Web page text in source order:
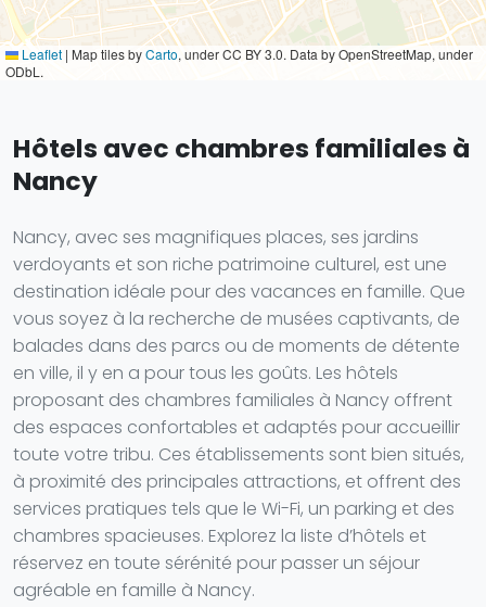
Leaflet | Map tiles byCarto, under CC BY 3.0. Data by OpenStreetMap, under
ODbL.
Hôtels avec chambres familiales à
Nancy
Nancy, avec ses magnifiques places, ses jardins
verdoyants et son riche patrimoine culturel, est une
destination idéale pour des vacances en famille. Que
vous soyez à la recherche de musées captivants, de
balades dans des parcs ou de moments de détente
en ville, il y en a pour tous les goûts. Les hôtels
proposant des chambres familiales à Nancy offrent
des espaces confortables et adaptés pour accueillir
toute votre tribu. Ces établissements sont bien situés,
à proximité des principales attractions, et offrent des
services pratiques tels que le Wi-Fi, un parking et des
chambres spacieuses. Explorez la liste d’hôtels et
réservez en toute sérénité pour passer un séjour
agréable en famille à Nancy.